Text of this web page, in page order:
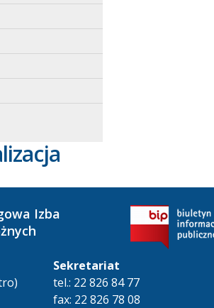
Izba
Sekretariat
tel.: 22 826 84 77
fax: 22 826 78 08